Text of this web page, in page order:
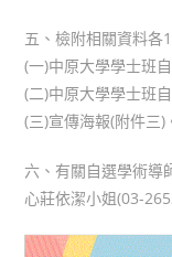
五、檢附相關資料各
(一)中原大學學士班
(二)中原大學學士班
(三)宣傳海報(附件三)
六、有關自選學術導
心莊依潔小姐(03-